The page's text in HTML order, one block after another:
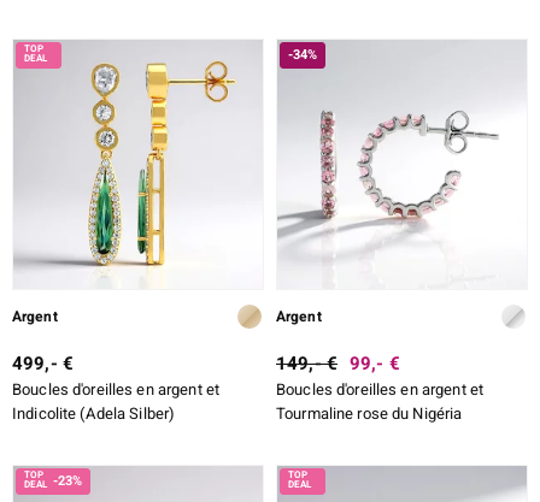
Argent
499,- €
Boucles d'oreilles en argent et
Indicolite (Adela Silber)
-34%
Argent
149,- € 99,- €
Boucles d'oreilles en argent et
Tourmaline rose du Nigéria
-23%